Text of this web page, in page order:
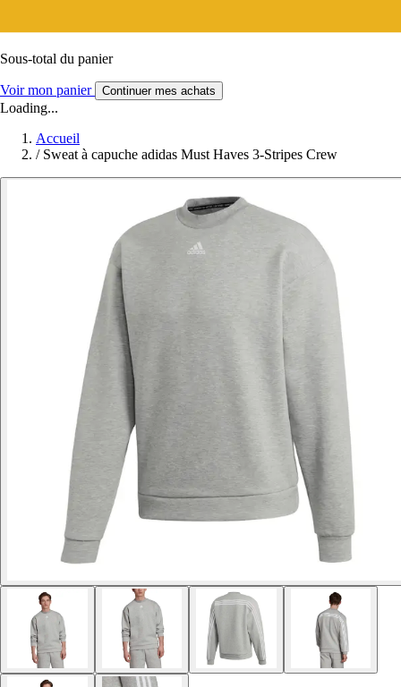
Sous-total du panier
Voir mon panier Continuer mes achats
Loading...
Accueil
/ Sweat à capuche adidas Must Haves 3-Stripes Crew